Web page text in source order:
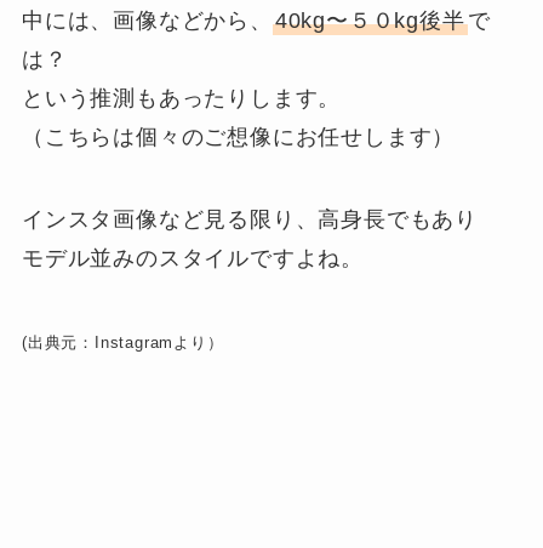
中には、画像などから、 40kg〜５０kg後半で
は？
という推測もあったりします。
（こちらは個々のご想像にお任せします）
インスタ画像など見る限り、高身長でもあり
モデル並みのスタイルですよね。
(出典元：Instagramより）